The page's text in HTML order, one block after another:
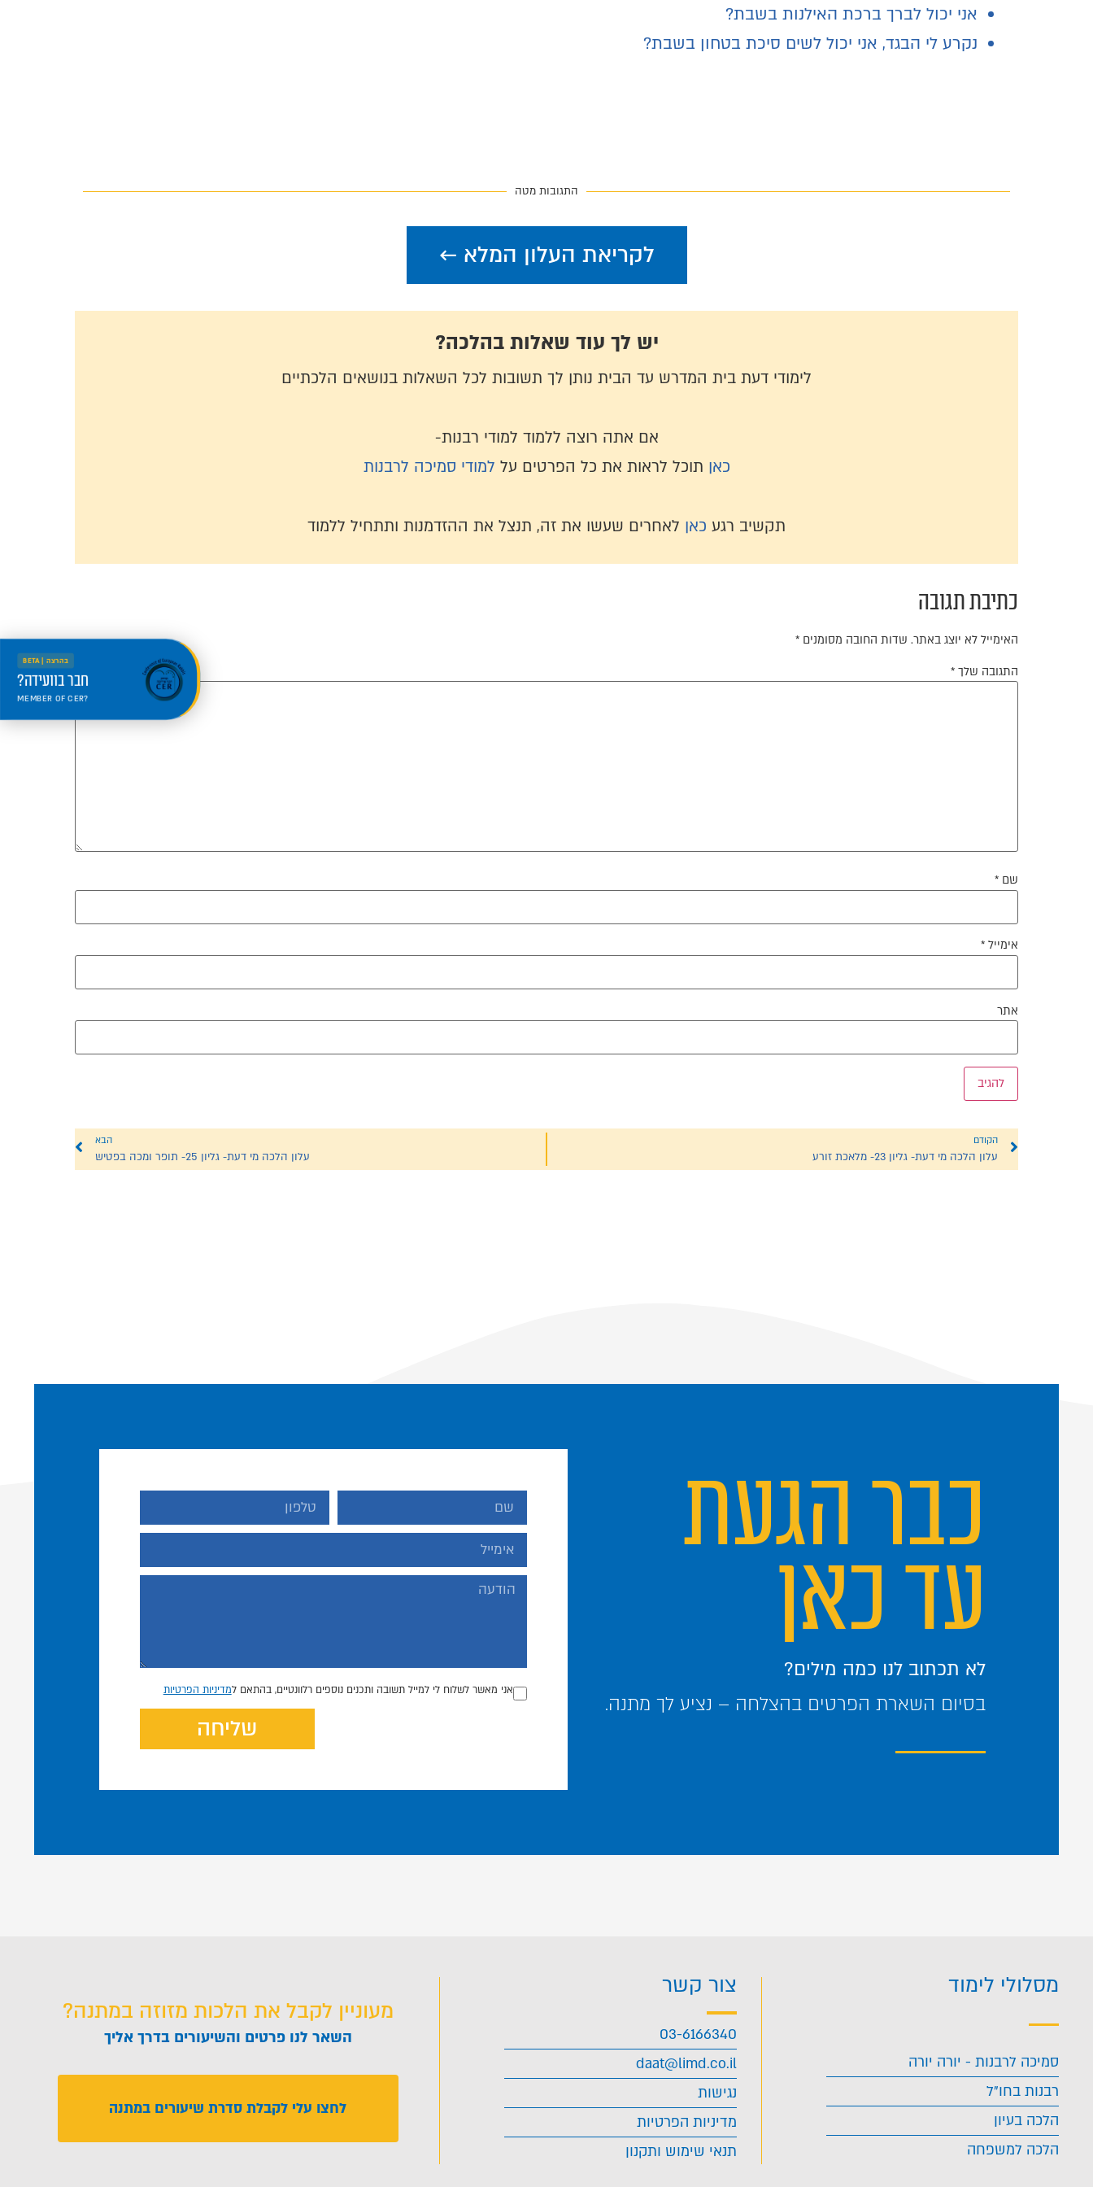
אני יכול לברך ברכת האילנות בשבת?
נקרע לי הבגד, אני יכול לשים סיכת בטחון בשבת?
התגובות מטה
לקריאת העלון המלא ←
יש לך עוד שאלות בהלכה?
לימודי דעת בית המדרש עד הבית נותן לך תשובות לכל השאלות בנושאים הלכתיים
אם אתה רוצה ללמוד למודי רבנות-
כאן תוכל לראות את כל הפרטים על למודי סמיכה לרבנות
תקשיב רגע כאן לאחרים שעשו את זה, תנצל את ההזדמנות ותתחיל ללמוד
כתיבת תגובה
האימייל לא יוצג באתר. שדות החובה מסומנים *
התגובה שלך *
שם *
אימייל *
אתר
הקודם
עלון הלכה מי דעת- גליון 23- מלאכת זורע
הבא
עלון הלכה מי דעת- גליון 25- תופר ומכה בפטיש
כבר הגעת
עד כאן
לא תכתוב לנו כמה מילים?
בסיום השארת הפרטים בהצלחה – נציע לך מתנה.
אני מאשר לשלוח לי למייל תשובה ותכנים נוספים רלוונטיים, בהתאם למדיניות הפרטיות
שליחה
מסלולי לימוד
סמיכה לרבנות - יורה יורה
רבנות בחו"ל
הלכה בעיון
הלכה למשפחה
צור קשר
03-6166340
daat@limd.co.il
נגישות
מדיניות הפרטיות
תנאי שימוש ותקנון
מעוניין לקבל את הלכות מזוזה במתנה?
השאר לנו פרטים והשיעורים בדרך אליך
לחצו עלי לקבלת סדרת שיעורים במתנה
בהרצה | BETA
חבר בוועידה?
MEMBER OF CER?
Welcome to the new portal